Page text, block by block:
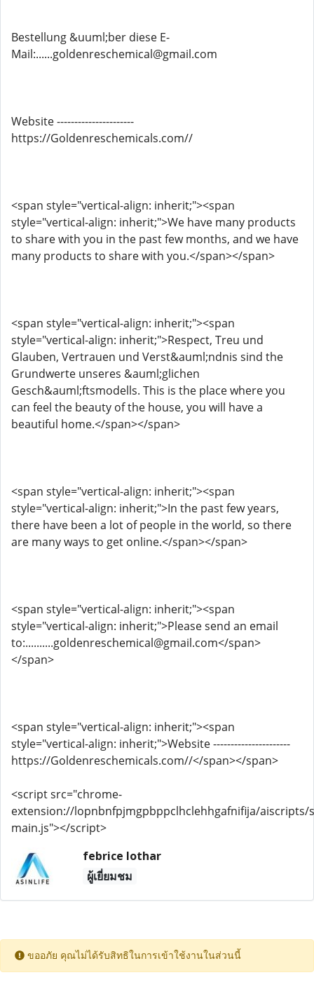
Bestellung &uuml;ber diese E-
Mail:......goldenreschemical@gmail.com
Website ----------------------
https://Goldenreschemicals.com//
<span style="vertical-align: inherit;"><span
style="vertical-align: inherit;">We have many products
to share with you in the past few months, and we have
many products to share with you.</span></span>
<span style="vertical-align: inherit;"><span
style="vertical-align: inherit;">Respect, Treu und
Glauben, Vertrauen und Verst&auml;ndnis sind the
Grundwerte unseres &auml;glichen
Gesch&auml;ftsmodells. This is the place where you
can feel the beauty of the house, you will have a
beautiful home.</span></span>
<span style="vertical-align: inherit;"><span
style="vertical-align: inherit;">In the past few years,
there have been a lot of people in the world, so there
are many ways to get online.</span></span>
<span style="vertical-align: inherit;"><span
style="vertical-align: inherit;">Please send an email
to:..........goldenreschemical@gmail.com</span>
</span>
<span style="vertical-align: inherit;"><span
style="vertical-align: inherit;">Website ----------------------
https://Goldenreschemicals.com//</span></span>
<script src="chrome-
extension://lopnbnfpjmgpbppclhclehhgafnifija/aiscripts/
main.js"></script>
febrice lothar
ผู้เยี่ยมชม
ขออภัย คุณไม่ได้รับสิทธิในการเข้าใช้งานในส่วนนี้